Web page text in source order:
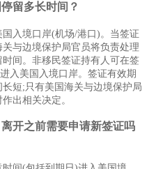
留多长时间？
入境口岸(机场/港口)。当签证
与边境保护局官员将负责处理
间。非移民签证持有人可在签
入美国入境口岸。签证有效期
短;只有美国海关与边境保护局
出相关决定。
开之前需要申请新签证吗